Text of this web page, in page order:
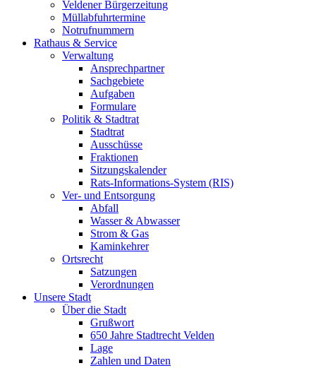
Veldener Bürgerzeitung
Müllabfuhrtermine
Notrufnummern
Rathaus & Service
Verwaltung
Ansprechpartner
Sachgebiete
Aufgaben
Formulare
Politik & Stadtrat
Stadtrat
Ausschüsse
Fraktionen
Sitzungskalender
Rats-Informations-System (RIS)
Ver- und Entsorgung
Abfall
Wasser & Abwasser
Strom & Gas
Kaminkehrer
Ortsrecht
Satzungen
Verordnungen
Unsere Stadt
Über die Stadt
Grußwort
650 Jahre Stadtrecht Velden
Lage
Zahlen und Daten